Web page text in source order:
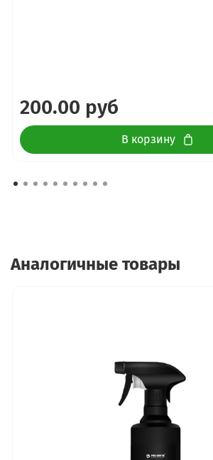
200.00 руб
В корзину
Аналогичные товары